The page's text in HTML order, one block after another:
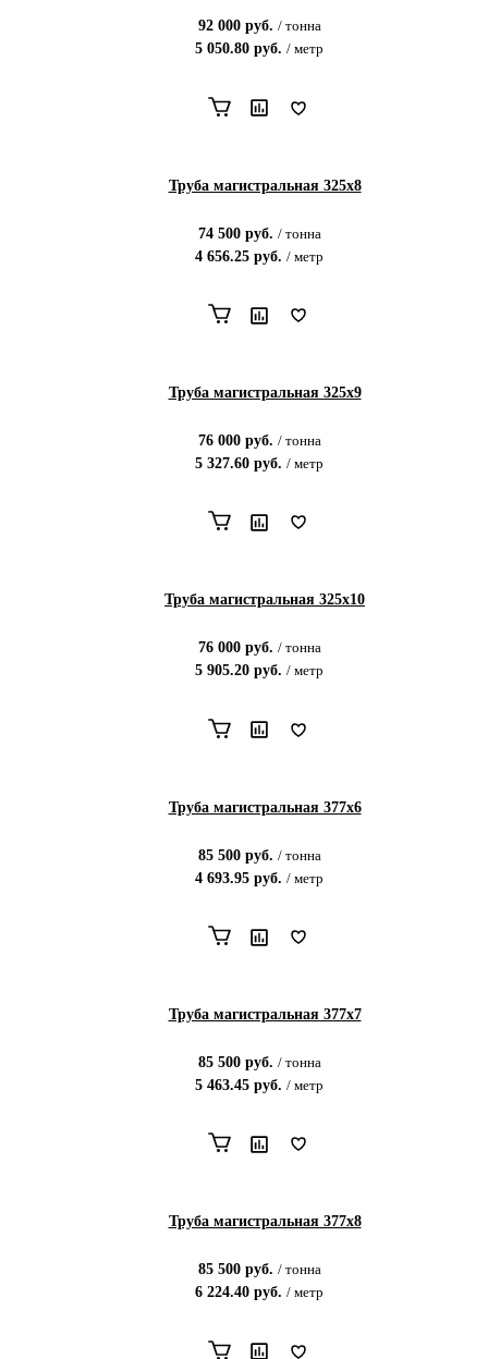
92 000руб. / тонна
5 050.80 руб. / метр
Труба магистральная 325х8
74 500руб. / тонна
4 656.25 руб. / метр
Труба магистральная 325х9
76 000руб. / тонна
5 327.60 руб. / метр
Труба магистральная 325х10
76 000руб. / тонна
5 905.20 руб. / метр
Труба магистральная 377х6
85 500руб. / тонна
4 693.95 руб. / метр
Труба магистральная 377х7
85 500руб. / тонна
5 463.45 руб. / метр
Труба магистральная 377х8
85 500руб. / тонна
6 224.40 руб. / метр